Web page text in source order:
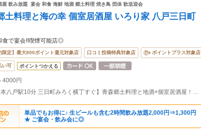
屋 飲み放題 宴会 和食 海鮮 地酒 郷土料理 焼き鳥 団体 歓送迎会
土料理と海の幸 個室居酒屋 いろり家 八戸三日町
食で宴会!!喫煙可能店◎
限定】最大800ポイント還元対象店 口コミ投稿特典対象店 ポイントプラス対象店
い可 ポイントつかえる
4000円
【ＪＲ本八戸駅10分 三日町みろく横丁すぐ】青森郷土料理と地酒×個室居酒屋！飲み放題付きご宴会◎八戸の歓送迎会に！
単品でもお得に♪ 生ビールも含む2時間飲み放題2,000円⇒1,300円
★ ご宴会・飲み会に◎